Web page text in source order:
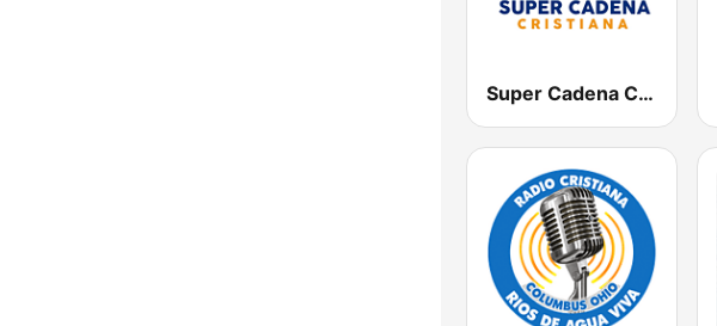
Super Cadena Cristiana